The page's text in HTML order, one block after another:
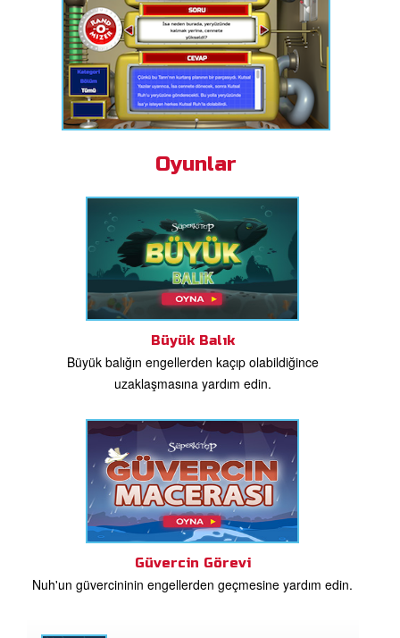
Oyunlar
Büyük Balık
Büyük balığın engellerden kaçıp olabildiğince
uzaklaşmasına yardım edin.
Güvercin Görevi
Nuh'un güvercininin engellerden geçmesine yardım edin.